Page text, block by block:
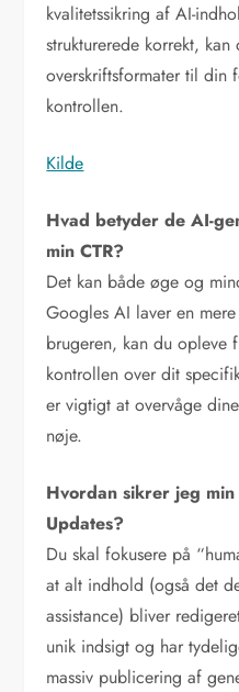
kvalitetssikring af AI-
strukturerede korrekt,
overskriftsformater til din
kontrollen.
Kilde
Hvad betyder de AI-
min CTR?
Det kan både øge og
Googles AI laver en
brugeren, kan du opleve
kontrollen over dit
er vigtigt at overvåge
nøje.
Hvordan sikrer jeg
Updates?
Du skal fokusere på
at alt indhold (også det
assistance) bliver
unik indsigt og har
massiv publicering af